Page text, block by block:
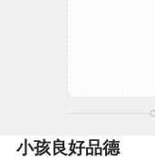
小孩良好品德